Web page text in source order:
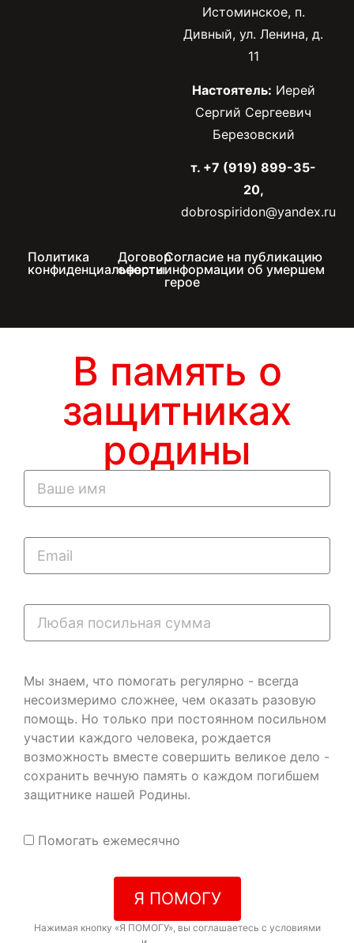
Истоминское, п.
Дивный, ул. Ленина, д.
11
Настоятель: Иерей
Сергий Сергеевич
Березовский
т. +7 (919) 899-35-
20,
dobrospiridon@yandex.ru
Политика
конфиденциальности
Договор
оферты
Согласие на публикацию
информации об умершем
герое
В память о
защитниках
родины
Мы знаем, что помогать регулярно - всегда
несоизмеримо сложнее, чем оказать разовую
помощь. Но только при постоянном посильном
участии каждого человека, рождается
возможность вместе совершить великое дело -
сохранить вечную память о каждом погибшем
защитнике нашей Родины.
Помогать ежемесячно
Я ПОМОГУ
Нажимая кнопку «Я ПОМОГУ», вы соглашаетесь с условиями